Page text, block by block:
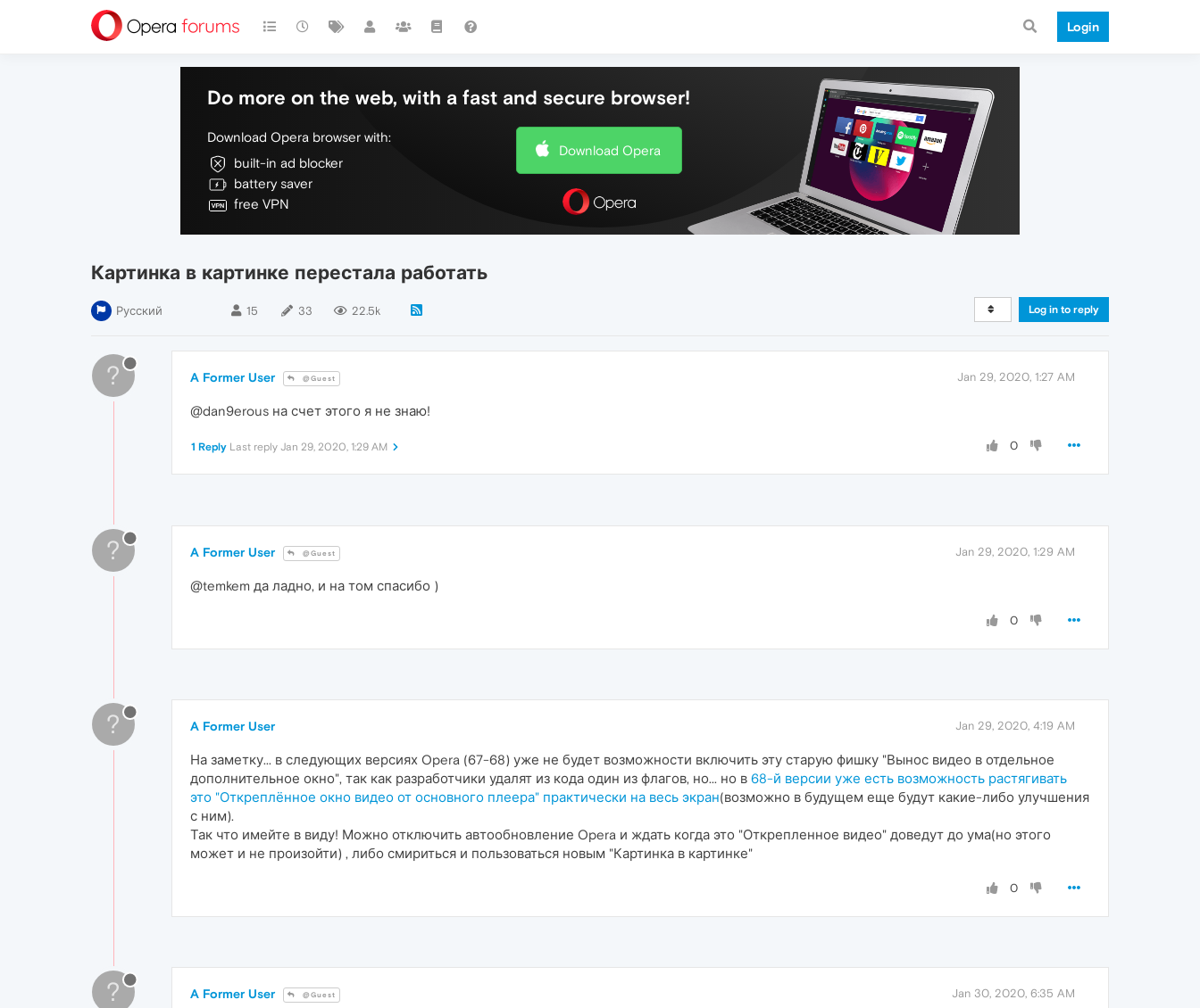
Login
Do more on the web, with a fast and secure browser!
Download Opera browser with:
built-in ad blocker
battery saver
free VPN
Download Opera
Картинка в картинке перестала работать
Русский 15 33 22.5k Log in to reply
? A Former User @Guest Jan 29, 2020, 1:27 AM
@dan9erous на счет этого я не знаю!
0
1 Reply Last reply Jan 29, 2020, 1:29 AM
? A Former User @Guest Jan 29, 2020, 1:29 AM
@temkem да ладно, и на том спасибо )
0
? A Former User Jan 29, 2020, 4:19 AM
На заметку... в следующих версиях Opera (67-68) уже не будет возможности включить эту старую фишку "Вынос видео в отдельное
дополнительное окно", так как разработчики удалят из кода один из флагов, но... но в 68-й версии уже есть возможность растягивать
это "Откреплённое окно видео от основного плеера" практически на весь экран(возможно в будущем еще будут какие-либо улучшения
с ним).
Так что имейте в виду! Можно отключить автообновление Opera и ждать когда это "Открепленное видео" доведут до ума(но этого
может и не произойти) , либо смириться и пользоваться новым "Картинка в картинке"
0
? A Former User @Guest Jan 30, 2020, 6:35 AM